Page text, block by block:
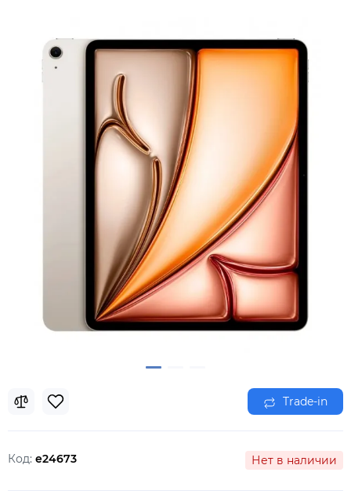
Trade-in
Код: e24673 Нет в наличии